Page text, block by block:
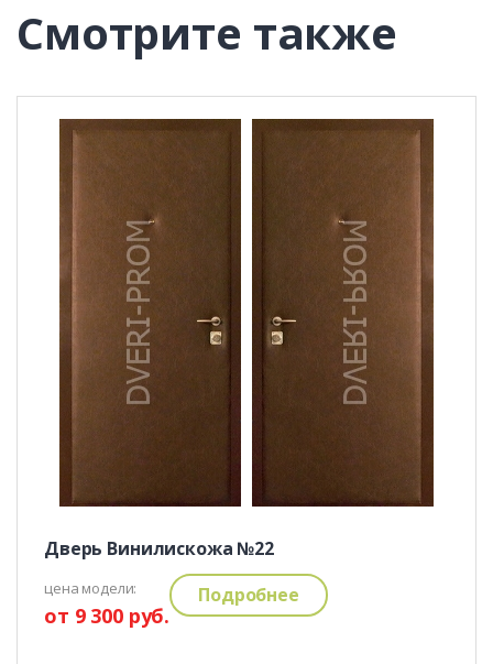
Смотрите также
Дверь Винилискожа №22
цена модели:
от 9 300 руб.
Подробнее